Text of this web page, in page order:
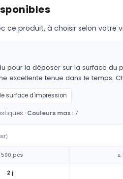
produit, à choisir selon votre
pour la déposer sur la surface
excellente tenue dans le temps.
surface d'impression
· Couleurs max :7
500 pcs ≤
2 j